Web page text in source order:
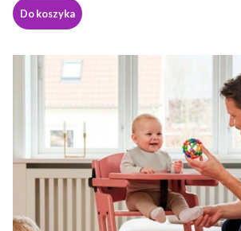
Do koszyka